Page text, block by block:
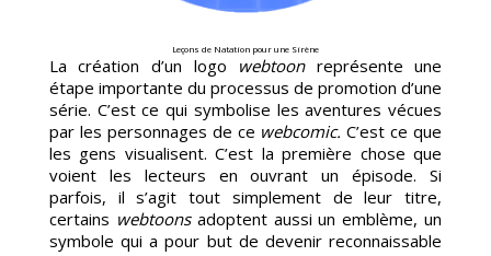
Leçons de Natation pour une Sirène
La création d’un logo webtoonreprésente une
étape importante du processus de promotion d’une
série. C’est ce qui symbolise les aventures vécues
par les personnages de ce webcomic. C’est ce que
les gens visualisent. C’est la première chose que
voient les lecteurs en ouvrant un épisode. Si
parfois, il s’agit tout simplement de leur titre,
certains webtoonsadoptent aussi un emblème, un
symbole qui a pour but de devenir reconnaissable